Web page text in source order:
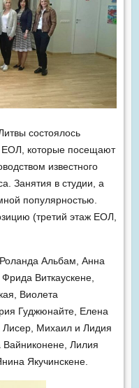
состоялось
ЕОЛ, которые посещают
известного
Занятия в студии, а
популярностью.
(третий этаж ЕОЛ,
Альбам, Анна
Виткаускене,
Виолета
Гуджюнайте, Елена
Лисер, Михаил и Лидия
Лилия
Якучинскене.